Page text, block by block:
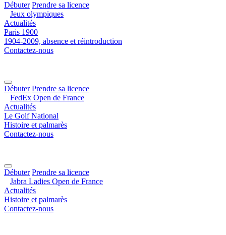
Débuter Prendre sa licence
Jeux olympiques
Actualités
Paris 1900
1904-2009, absence et réintroduction
Contactez-nous
Débuter Prendre sa licence
FedEx Open de France
Actualités
Le Golf National
Histoire et palmarès
Contactez-nous
Débuter Prendre sa licence
Jabra Ladies Open de France
Actualités
Histoire et palmarès
Contactez-nous